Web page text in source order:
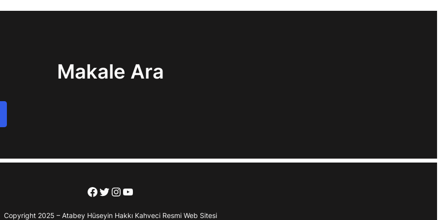
Makale Ara
Facebook
Twitter
Instagram
YouTube
Copyright 2025 – Atabey Hüseyin Hakkı Kahveci Resmi Web Sitesi